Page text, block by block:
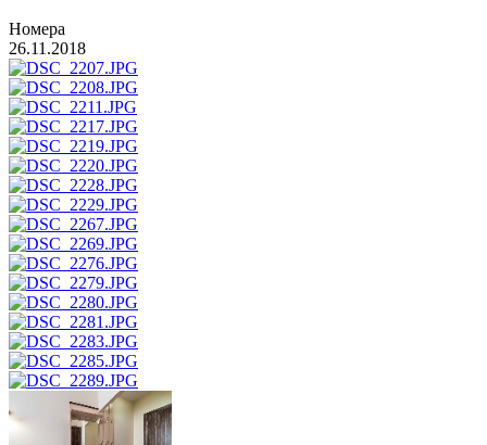
Номера
26.11.2018